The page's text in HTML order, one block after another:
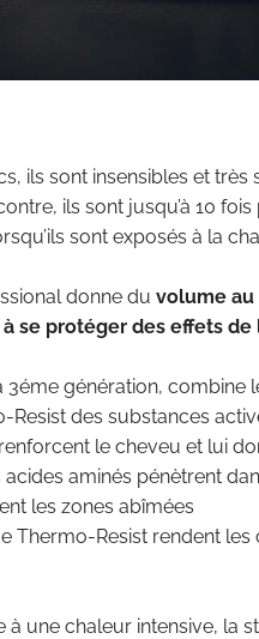
ils sont insensibles et très
ils sont jusqu’à 10
sont exposés à la
donne du volume
se protéger des effets de
génération, combine
des substances
le cheveu et lui
aminés pénètrent
les zones abîmées
Thermo-Resist rendent les
à une chaleur intensive, la